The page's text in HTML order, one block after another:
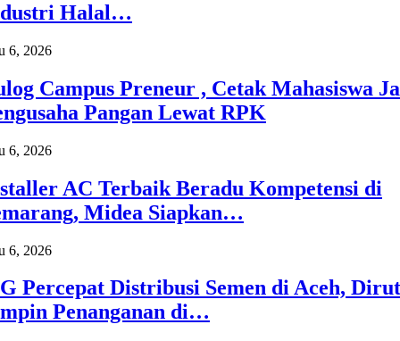
Halal…
6, 2026
Campus Preneur , Cetak Mahasiswa
Pangan Lewat RPK
6, 2026
AC Terbaik Beradu Kompetensi di
Midea Siapkan…
6, 2026
Percepat Distribusi Semen di Aceh, Dirut
Penanganan di…